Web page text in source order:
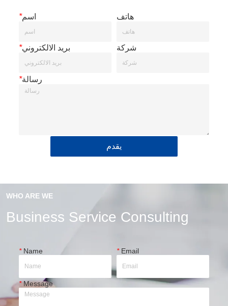
*اسم هاتف
*بريد الالكتروني شركة
*رسالة
يقدم
WHO ARE WE
Business Service Consulting
*Name *Email
*Message